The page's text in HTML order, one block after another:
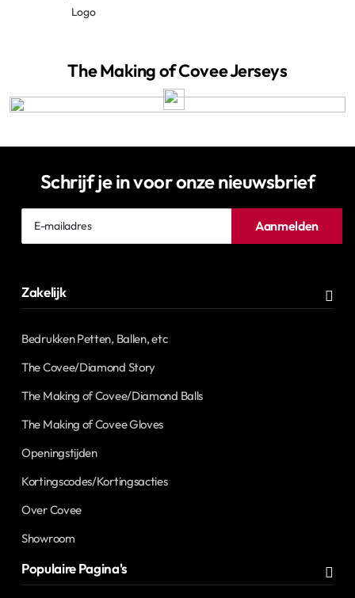
Logo
The Making of Covee Jerseys
Schrijf je in voor onze nieuwsbrief
mailadres
Aanmelden
Zakelijk
Bedrukken Petten, Ballen, etc
The Covee/Diamond Story
The Making of Covee/Diamond Balls
The Making of Covee Gloves
Openingstijden
Kortingscodes/Kortingsacties
Over Covee
Showroom
Populaire Pagina's